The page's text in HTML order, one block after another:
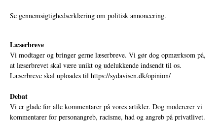
Se gennemsigtighedserklæring om politisk annoncering.
Læserbreve
Vi modtager og bringer gerne læserbreve. Vi gør dog opmærksom på,
at læserbrevet skal være unikt og udelukkende indsendt til os.
Læserbreve skal uploades til https://sydavisen.dk/opinion/
Debat
Vi er glade for alle kommentarer på vores artikler. Dog modererer vi
kommentarer for personangreb, racisme, had og angreb på privatlivet.